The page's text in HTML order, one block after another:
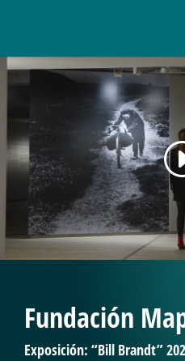
Fundación
Exposición: “Bill Brandt”